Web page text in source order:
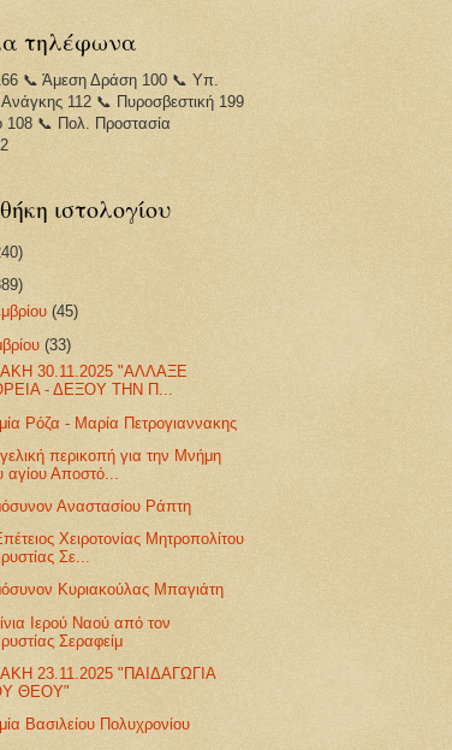
τηλέφωνα
📞 Άμεση Δράση 100 📞 Υπ.
112 📞 Πυροσβεστική 199
108 📞 Πολ. Προστασία
ιστολογίου
(45)
(33)
30.11.2025 "ΑΛΛΑΞΕ
- ΔΕΞΟΥ ΤΗΝ Π...
Ρόζα - Μαρία Πετρογιαννακης
περικοπή για την Μνήμη
αγίου Αποστό...
Αναστασίου Ράπτη
Χειροτονίας Μητροπολίτου
Σε...
Κυριακούλας Μπαγιάτη
Ιερού Ναού από τον
Σεραφείμ
23.11.2025 "ΠΑΙΔΑΓΩΓΙΑ
ΘΕΟΥ"
Βασιλείου Πολυχρονίου